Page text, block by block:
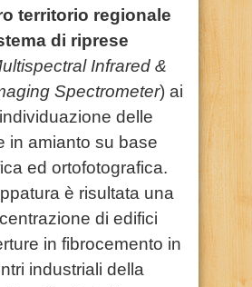
territorio regionale
di riprese
Infrared &
Spectrometer) ai
delle
in amianto su base
ed ortofotografica.
è risultata una
di edifici
in fibrocemento in
industriali della